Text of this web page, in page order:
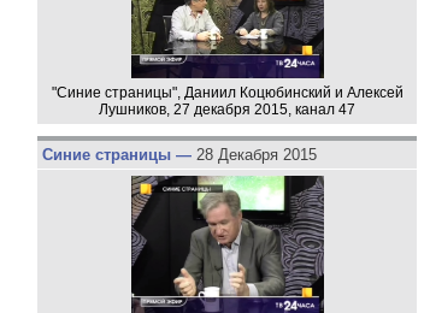
"Синие страницы", Даниил Коцюбинский и Алексей
Лушников, 27 декабря 2015, канал 47
Синие страницы — 28 Декабря 2015